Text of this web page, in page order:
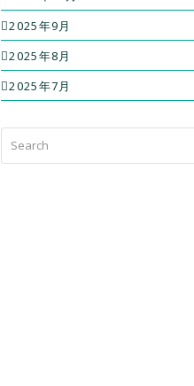
2025年9月
2025年8月
2025年7月